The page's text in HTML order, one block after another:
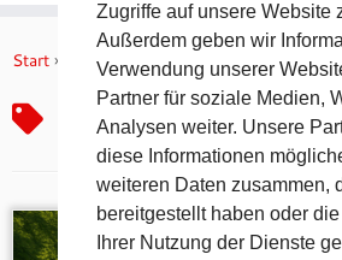
Inhalt
Start » Wanderregion Bayern
Wanderregion
Zugriffe auf unsere Website
Außerdem geben wir
Verwendung unserer
Partner für soziale Medien,
Analysen weiter. Unsere
diese Informationen
weiteren Daten zusammen,
bereitgestellt haben oder
Ihrer Nutzung der Dienste